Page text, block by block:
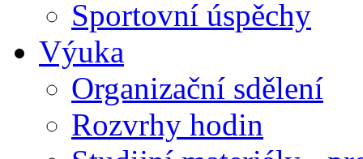
Sportovní úspěchy
Výuka
Organizační sdělení
Rozvrhy hodin